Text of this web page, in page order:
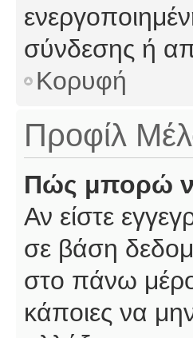
σύνδεσης ή
Κορυφή
Προφίλ
Πώς μπορώ
Αν είστε
σε βάση
στο πάνω
κάποιες να